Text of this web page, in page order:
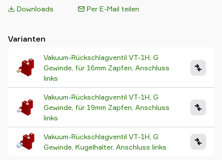
Downloads Per E-Mail teilen
Varianten
Vakuum-Rückschlagventil VT-1H, G
Gewinde, für 16mm Zapfen, Anschluss
links
Vakuum-Rückschlagventil VT-1H, G
Gewinde, für 19mm Zapfen, Anschluss
links
Vakuum-Rückschlagventil VT-1H, G
Gewinde, Kugelhalter, Anschluss links